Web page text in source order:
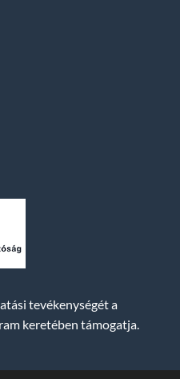
tevékenységét a
keretében támogatja.